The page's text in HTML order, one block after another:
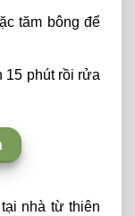
tăm bông để
15 phút rồi rửa
nhà từ thiên